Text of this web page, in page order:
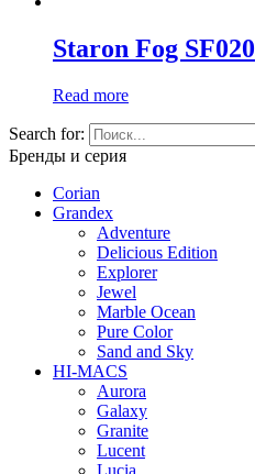
Staron Fog SF020
Read more
Search for:
Бренды и серия
Corian
Grandex
Adventure
Delicious Edition
Explorer
Jewel
Marble Ocean
Pure Color
Sand and Sky
HI-MACS
Aurora
Galaxy
Granite
Lucent
Lucia